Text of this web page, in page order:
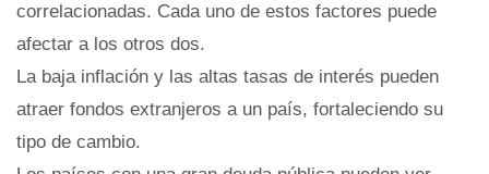
correlacionadas. Cada uno de estos factores puede
afectar a los otros dos.
La baja inflación y las altas tasas de interés pueden
atraer fondos extranjeros a un país, fortaleciendo su
tipo de cambio.